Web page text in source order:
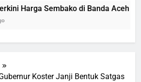
Harga Sembako di Banda Aceh
Koster Janji Bentuk Satgas